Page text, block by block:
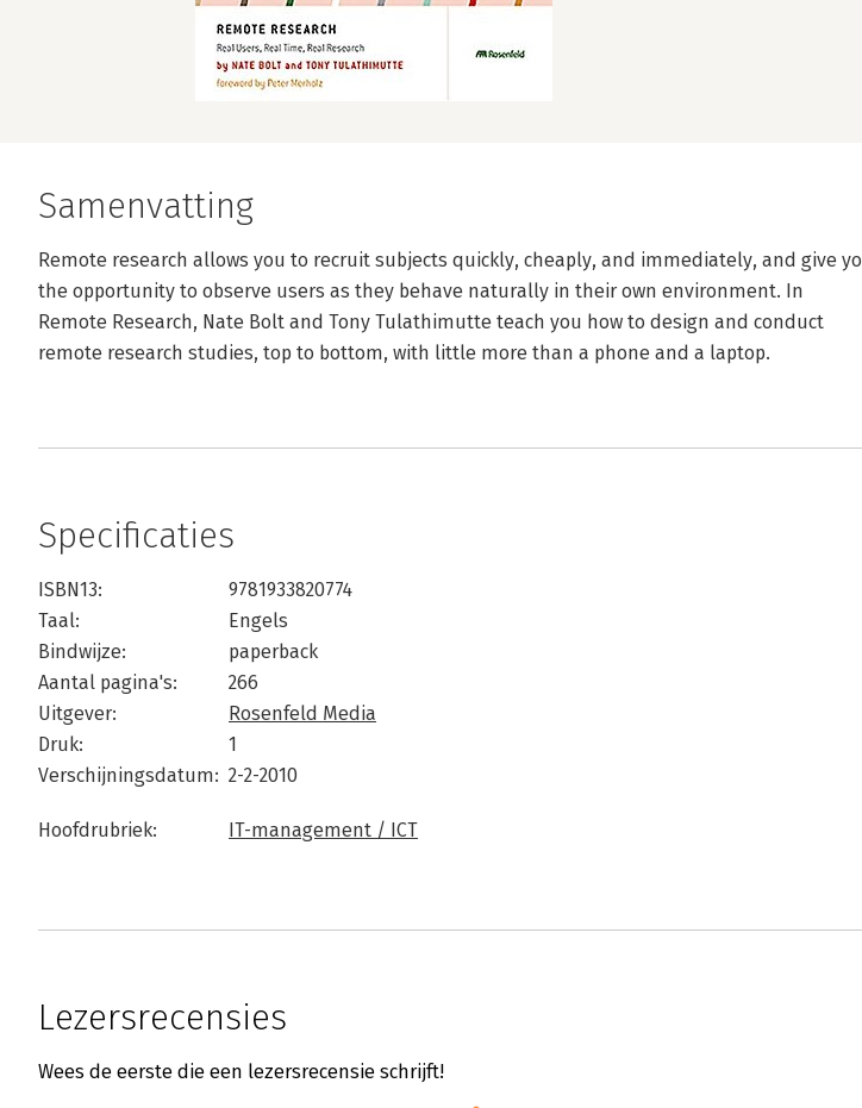
Samenvatting
Remote research allows you to recruit subjects quickly, cheaply, and immediately, and give
the opportunity to observe users as they behave naturally in their own environment. In
Remote Research, Nate Bolt and Tony Tulathimutte teach you how to design and conduct
remote research studies, top to bottom, with little more than a phone and a laptop.
Specificaties
ISBN13:
9781933820774
Taal:
Engels
Bindwijze:
paperback
Aantal pagina's:
266
Uitgever:
Rosenfeld Media
Druk:
1
Verschijningsdatum: 2-2-2010
Hoofdrubriek: IT-management / ICT
Lezersrecensies
Wees de eerste die een lezersrecensie schrijft!